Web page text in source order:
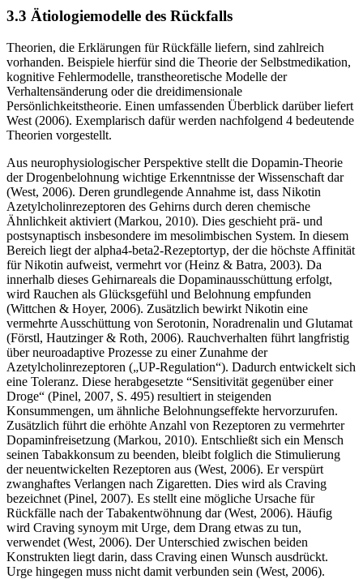
3.3 Ätiologiemodelle des Rückfalls
Theorien, die Erklärungen für Rückfälle liefern, sind zahlreich
vorhanden. Beispiele hierfür sind die Theorie der Selbstmedikation,
kognitive Fehlermodelle, transtheoretische Modelle der
Verhaltensänderung oder die dreidimensionale
Persönlichkeitstheorie. Einen umfassenden Überblick darüber liefert
West (2006). Exemplarisch dafür werden nachfolgend 4 bedeutende
Theorien vorgestellt.
Aus neurophysiologischer Perspektive stellt die Dopamin-Theorie
der Drogenbelohnung wichtige Erkenntnisse der Wissenschaft dar
(West, 2006). Deren grundlegende Annahme ist, dass Nikotin
Azetylcholinrezeptoren des Gehirns durch deren chemische
Ähnlichkeit aktiviert (Markou, 2010). Dies geschieht prä- und
postsynaptisch insbesondere im mesolimbischen System. In diesem
Bereich liegt der alpha4-beta2-Rezeptortyp, der die höchste Affinität
für Nikotin aufweist, vermehrt vor (Heinz & Batra, 2003). Da
innerhalb dieses Gehirnareals die Dopaminausschüttung erfolgt,
wird Rauchen als Glücksgefühl und Belohnung empfunden
(Wittchen & Hoyer, 2006). Zusätzlich bewirkt Nikotin eine
vermehrte Ausschüttung von Serotonin, Noradrenalin und Glutamat
(Förstl, Hautzinger & Roth, 2006). Rauchverhalten führt langfristig
über neuroadaptive Prozesse zu einer Zunahme der
Azetylcholinrezeptoren („UP-Regulation“). Dadurch entwickelt sich
eine Toleranz. Diese herabgesetzte “Sensitivität gegenüber einer
Droge“ (Pinel, 2007, S. 495) resultiert in steigenden
Konsummengen, um ähnliche Belohnungseffekte hervorzurufen.
Zusätzlich führt die erhöhte Anzahl von Rezeptoren zu vermehrter
Dopaminfreisetzung (Markou, 2010). Entschließt sich ein Mensch
seinen Tabakkonsum zu beenden, bleibt folglich die Stimulierung
der neuentwickelten Rezeptoren aus (West, 2006). Er verspürt
zwanghaftes Verlangen nach Zigaretten. Dies wird als Craving
bezeichnet (Pinel, 2007). Es stellt eine mögliche Ursache für
Rückfälle nach der Tabakentwöhnung dar (West, 2006). Häufig
wird Craving synoym mit Urge, dem Drang etwas zu tun,
verwendet (West, 2006). Der Unterschied zwischen beiden
Konstrukten liegt darin, dass Craving einen Wunsch ausdrückt.
Urge hingegen muss nicht damit verbunden sein (West, 2006).